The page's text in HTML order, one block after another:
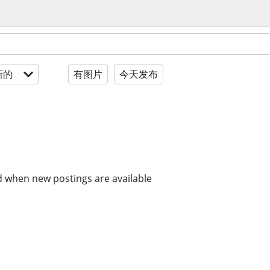
的 有图片 今天发布
new postings are available